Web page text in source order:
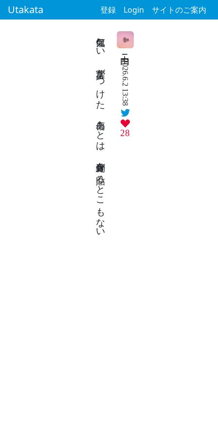
Utakata 登録 Login サイトのご案内
由ニ
2026.6.2 13:38
28
何気ない 言葉がつけた 傷あとは 絆創膏を 貼るとこもない